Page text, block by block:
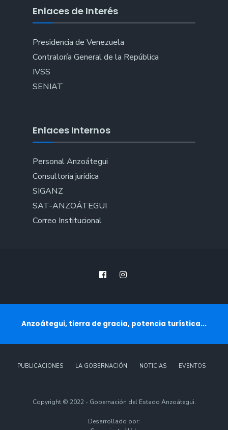
Enlaces de Interés
Presidencia de Venezuela
Contraloría General de la República
IVSS
SENIAT
Enlaces Internos
Personal Anzoátegui
Consultoría jurídica
SIGANZ
SAT-ANZOÁTEGUI
Correo Institucional
Anzoátegui, tierra de gracia, potencia turística...
PUBLICACIONES LA GOBERNACIÓN NOTICIAS EVENTOS
Copyright © 2022 - Gobernación del Estado Anzoátegui.
Desarrollado por: